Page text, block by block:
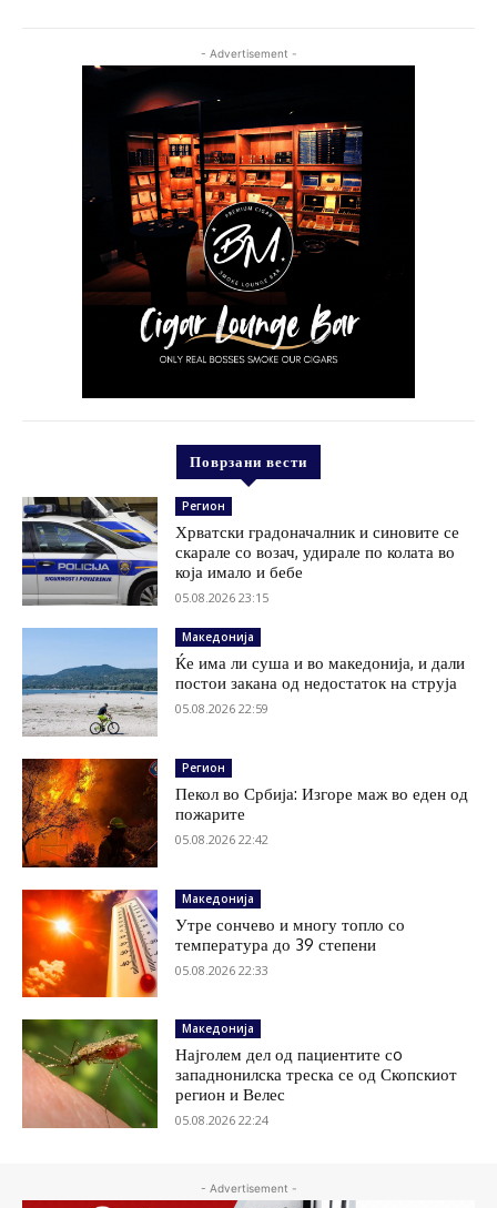
- Advertisement -
Поврзани вести
Регион
Хрватски градоначалник и синовите се
скарале со возач, удирале по колата во
која имало и бебе
05.08.2026 23:15
Македонија
Ќе има ли суша и во македонија, и дали
постои закана од недостаток на струја
05.08.2026 22:59
Регион
Пекол во Србија: Изгоре маж во еден од
пожарите
05.08.2026 22:42
Македонија
Утре сончево и многу топло со
температура до 39 степени
05.08.2026 22:33
Македонија
Најголем дел од пациентите сo
западнонилска треска се од Скопскиот
регион и Велес
05.08.2026 22:24
- Advertisement -